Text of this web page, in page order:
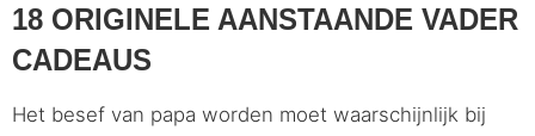
18 ORIGINELE AANSTAANDE VADER
CADEAUS
Het besef van papa worden moet waarschijnlijk bij